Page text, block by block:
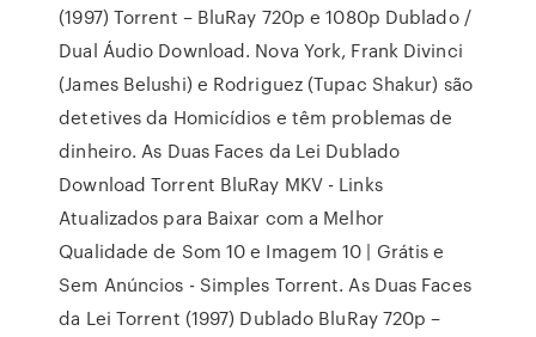
(1997) Torrent – BluRay 720p e 1080p Dublado /
Dual Áudio Download. Nova York, Frank Divinci
(James Belushi) e Rodriguez (Tupac Shakur) são
detetives da Homicídios e têm problemas de
dinheiro. As Duas Faces da Lei Dublado
Download Torrent BluRay MKV - Links
Atualizados para Baixar com a Melhor
Qualidade de Som 10 e Imagem 10 | Grátis e
Sem Anúncios - Simples Torrent. As Duas Faces
da Lei Torrent (1997) Dublado BluRay 720p –